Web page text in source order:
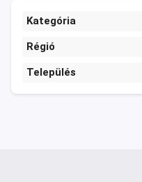
Kategória
Régió
Település